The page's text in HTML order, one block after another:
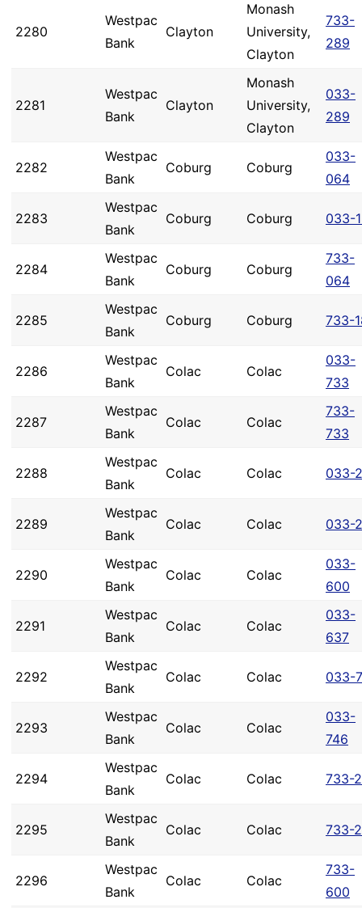
2280
Westpac
Bank
Clayton
Monash
University,
Clayton
733-
289
2281
Westpac
Bank
Clayton
Monash
University,
Clayton
033-
289
2282
Westpac
Bank
Coburg Coburg
033-
064
2283
Westpac
Bank
Coburg Coburg 033-
2284
Westpac
Bank
Coburg Coburg
733-
064
2285
Westpac
Bank
Coburg Coburg 733-
2286
Westpac
Bank
Colac Colac
033-
733
2287
Westpac
Bank
Colac Colac
733-
733
2288
Westpac
Bank
Colac Colac 033-
2289
Westpac
Bank
Colac Colac 033-
2290
Westpac
Bank
Colac Colac
033-
600
2291
Westpac
Bank
Colac Colac
033-
637
2292
Westpac
Bank
Colac Colac 033-
2293
Westpac
Bank
Colac Colac
033-
746
2294
Westpac
Bank
Colac Colac 733-
2295
Westpac
Bank
Colac Colac 733-
2296
Westpac
Bank
Colac Colac
733-
600